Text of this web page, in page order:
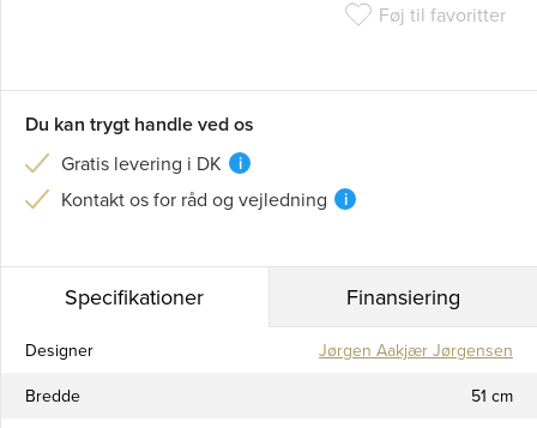
Føj til favoritter
Du kan trygt handle ved os
Gratis levering i DK i
Kontakt os for råd og vejledning i
Specifikationer Finansiering
Designer
Jørgen Aakjær Jørgensen
Bredde
51 cm